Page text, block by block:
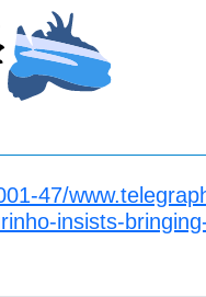
47/
insists-